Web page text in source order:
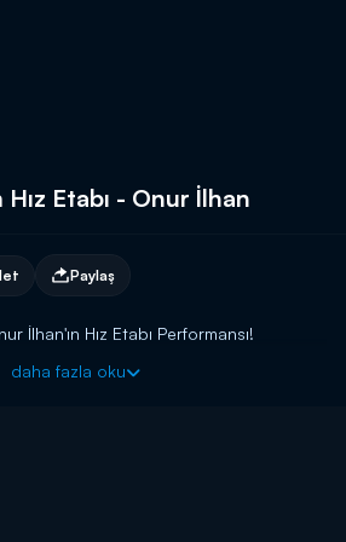
Etabı - Onur İlhan
Paylaş
İlhan'ın Hız Etabı Performansı!
daha fazla oku